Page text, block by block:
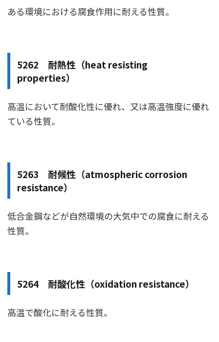
ある環境における腐食作用に耐える性質。
5262 耐熱性（heat resisting
properties）
高温において耐酸化性に優れ、又は高温強度に優れ
ている性質。
5263 耐候性（atmospheric corrosion
resistance）
低合金鋼などが自然環境の大気中での腐食に耐える
性質。
5264 耐酸化性（oxidation resistance）
高温で酸化に耐える性質。